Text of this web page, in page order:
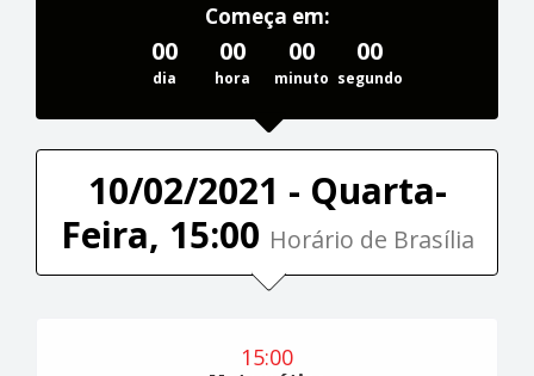
Começa em:
00
dia
00
hora
00
minuto
00
segundo
10/02/2021 - Quarta-
Feira, 15:00 Horário de Brasília
15:00